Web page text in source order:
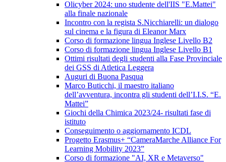
Olicyber 2024: uno studente dell'IIS "E.Mattei"
alla finale nazionale
Incontro con la regista S.Nicchiarelli: un dialogo
sul cinema e la figura di Eleanor Marx
Corso di formazione lingua Inglese Livello B2
Corso di formazione lingua Inglese Livello B1
Ottimi risultati degli studenti alla Fase Provinciale
dei GSS di Atletica Leggera
Auguri di Buona Pasqua
Marco Buticchi, il maestro italiano
dell’avventura, incontra gli studenti dell’I.I.S. “E.
Mattei”
Giochi della Chimica 2023/24- risultati fase di
istituto
Conseguimento o aggiornamento ICDL
Progetto Erasmus+ “CameraMarche Alliance For
Learning Mobility 2023”
Corso di formazione "AI, XR e Metaverso"